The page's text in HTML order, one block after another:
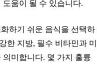
움이 될 수 있습니다.
하기 쉬운 음식을 선택하
한 지방, 필수 비타민과 미
미합니다. 몇 가지 훌륭